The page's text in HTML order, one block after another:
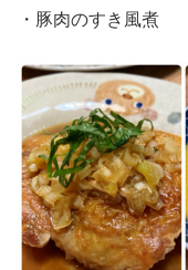
・豚肉のすき風煮